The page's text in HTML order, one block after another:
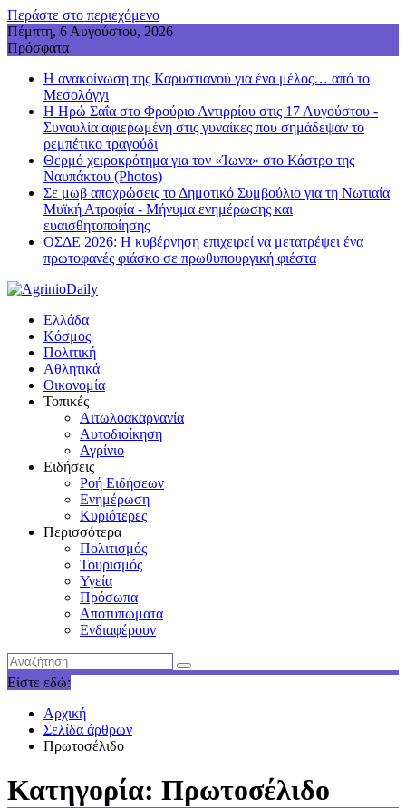
Περάστε στο περιεχόμενο
Πέμπτη, 6 Αυγούστου, 2026
Πρόσφατα
Η ανακοίνωση της Καρυστιανού για ένα μέλος… από το
Μεσολόγγι
Η Ηρώ Σαΐα στο Φρούριο Αντιρρίου στις 17 Αυγούστου -
Συναυλία αφιερωμένη στις γυναίκες που σημάδεψαν το
ρεμπέτικο τραγούδι
Θερμό χειροκρότημα για τον «Ίωνα» στο Κάστρο της
Ναυπάκτου (Photos)
Σε μωβ αποχρώσεις το Δημοτικό Συμβούλιο για τη Νωτιαία
Μυϊκή Ατροφία - Μήνυμα ενημέρωσης και
ευαισθητοποίησης
ΟΣΔΕ 2026: Η κυβέρνηση επιχειρεί να μετατρέψει ένα
πρωτοφανές φιάσκο σε πρωθυπουργική φιέστα
Ελλάδα
Κόσμος
Πολιτική
Αθλητικά
Οικονομία
Τοπικές
Αιτωλοακαρνανία
Αυτοδιοίκηση
Αγρίνιο
Ειδήσεις
Ροή Ειδήσεων
Ενημέρωση
Κυριότερες
Περισσότερα
Πολιτισμός
Τουρισμός
Υγεία
Πρόσωπα
Αποτυπώματα
Ενδιαφέρουν
Είστε εδώ:
Αρχική
Σελίδα άρθρων
Πρωτοσέλιδο
Κατηγορία: Πρωτοσέλιδο